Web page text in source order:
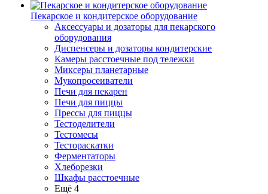
Пекарское и кондитерское оборудование
Аксессуары и дозаторы для пекарского
оборудования
Диспенсеры и дозаторы кондитерские
Камеры расстоечные под тележки
Миксеры планетарные
Мукопросеиватели
Печи для пекарен
Печи для пиццы
Прессы для пиццы
Тестоделители
Тестомесы
Тестораскатки
Ферментаторы
Хлеборезки
Шкафы расстоечные
Ещё 4